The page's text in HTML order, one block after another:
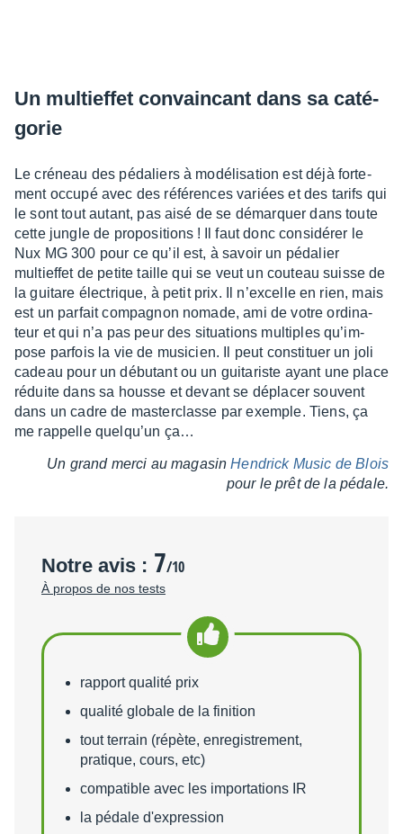
Un multief­fet convain­cant dans sa caté­
go­rie
Le créneau des péda­liers à modé­li­sa­tion est déjà forte­
ment occupé avec des réfé­rences variées et des tarifs qui
le sont tout autant, pas aisé de se démarquer dans toute
cette jungle de propo­si­tions ! Il faut donc consi­dé­rer le
Nux MG 300 pour ce qu’il est, à savoir un péda­lier
multief­fet de petite taille qui se veut un couteau suisse de
la guitare élec­trique, à petit prix. Il n’ex­celle en rien, mais
est un parfait compa­gnon nomade, ami de votre ordi­na­
teur et qui n’a pas peur des situa­tions multiples qu’im­
pose parfois la vie de musi­cien. Il peut consti­tuer un joli
cadeau pour un débu­tant ou un guita­riste ayant une place
réduite dans sa housse et devant se dépla­cer souvent
dans un cadre de master­classe par exemple. Tiens, ça
me rappelle quelqu’un ça…
Un grand merci au maga­sinHendrick Music de Blois
pour le prêt de la pédale.
Notre avis : 7/10
À propos de nos tests
Points forts
rapport qualité prix
qualité globale de la finition
tout terrain (répète, enregistrement,
pratique, cours, etc)
compatible avec les importations IR
la pédale d'expression